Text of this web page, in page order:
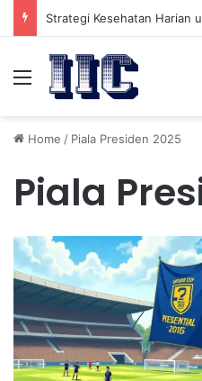
Menu
Home / Piala Presiden 2025
Piala